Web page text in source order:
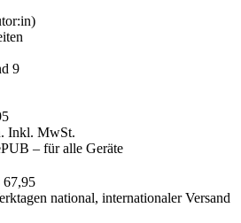
9
Inkl. MwSt.
– für alle Geräte
67,95
national, internationaler Versand